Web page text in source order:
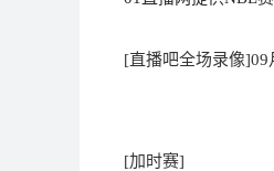
[直播吧全场录像]09
[加时赛]